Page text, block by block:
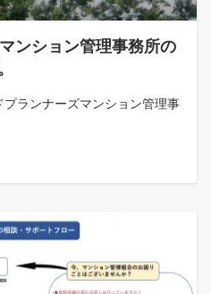
ンション管理事務所の
ランナーズマンション管理事